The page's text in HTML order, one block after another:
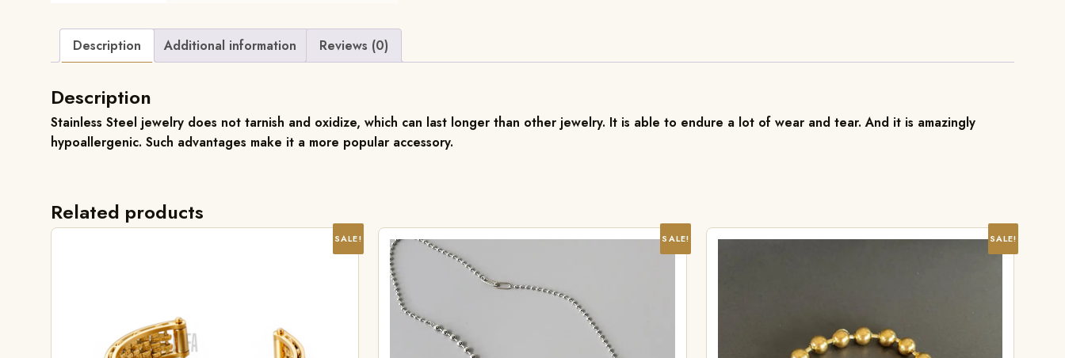
Description Additional information Reviews (0)
Description
Stainless Steel jewelry does not tarnish and oxidize, which can last longer than other jewelry. It is able to endure a lot of wear and tear. And it is amazingly
hypoallergenic. Such advantages make it a more popular accessory.
Related products
SALE! SALE! SALE!